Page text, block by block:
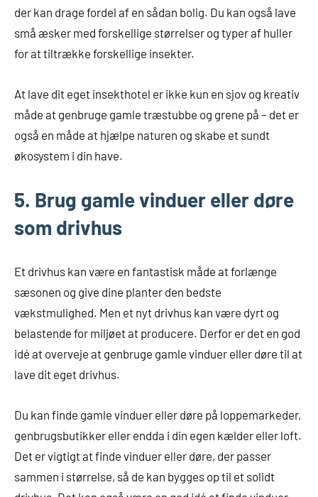
der kan drage fordel af en sådan bolig. Du kan også lave
små æsker med forskellige størrelser og typer af huller
for at tiltrække forskellige insekter.
At lave dit eget insekthotel er ikke kun en sjov og kreativ
måde at genbruge gamle træstubbe og grene på – det er
også en måde at hjælpe naturen og skabe et sundt
økosystem i din have.
5. Brug gamle vinduer eller døre
som drivhus
Et drivhus kan være en fantastisk måde at forlænge
sæsonen og give dine planter den bedste
vækstmulighed. Men et nyt drivhus kan være dyrt og
belastende for miljøet at producere. Derfor er det en god
idé at overveje at genbruge gamle vinduer eller døre til at
lave dit eget drivhus.
Du kan finde gamle vinduer eller døre på loppemarkeder,
genbrugsbutikker eller endda i din egen kælder eller loft.
Det er vigtigt at finde vinduer eller døre, der passer
sammen i størrelse, så de kan bygges op til et solidt